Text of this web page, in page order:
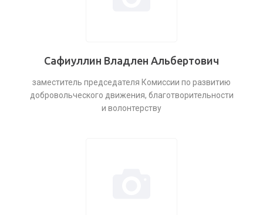
Сафиуллин Владлен Альбертович
заместитель председателя Комиссии по развитию
добровольческого движения, благотворительности
и волонтерству